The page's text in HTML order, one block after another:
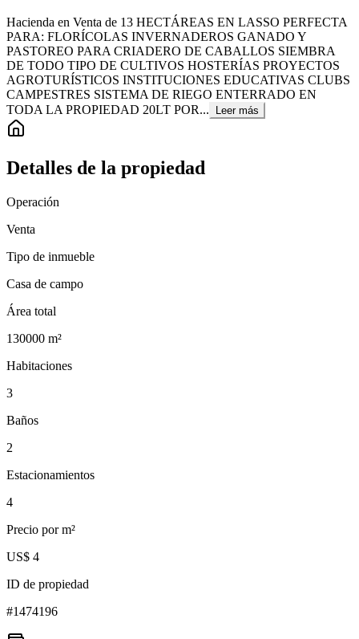
Hacienda en Venta de 13 HECTÁREAS EN LASSO PERFECTA
PARA: FLORÍCOLAS INVERNADEROS GANADO Y
PASTOREO PARA CRIADERO DE CABALLOS SIEMBRA
DE TODO TIPO DE CULTIVOS HOSTERÍAS PROYECTOS
AGROTURÍSTICOS INSTITUCIONES EDUCATIVAS CLUBS
CAMPESTRES SISTEMA DE RIEGO ENTERRADO EN
TODA LA PROPIEDAD 20LT POR...
Leer más
Detalles de la propiedad
Operación
Venta
Tipo de inmueble
Casa de campo
Área total
130000 m²
Habitaciones
3
Baños
2
Estacionamientos
4
Precio por m²
US$ 4
ID de propiedad
#1474196